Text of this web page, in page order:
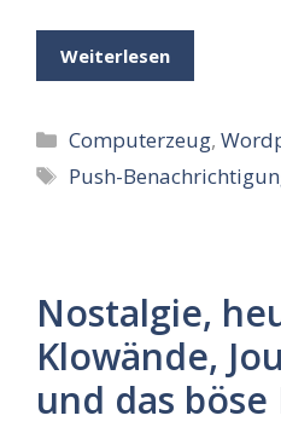
Weiterlesen
Kategorien
Computerzeug,
Schlagwörter
Push-
Nostalgie,
Klowände,
und das böse